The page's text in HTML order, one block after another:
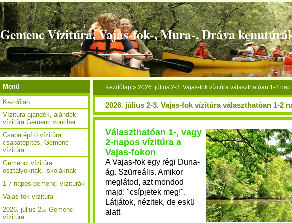
Gemenc Vízitúra, Vajas-fok-, Mura-, Dráva
Kezdőlap » 2026. július 2-3. Vajas-fok vízitúra választhatóan 1-2 nap
2026. július 2-3. Vajas-fok vízitúra választhatóan 1-2
Választhatóan 1-, vagy
2-napos vízitúra a
Vajas-fokon
A Vajas-fok egy régi Duna-
ág. Szürreális. Amikor
meglátod, azt mondod
majd: "csípjetek meg!".
Látjátok, nézitek, de eskü
alatt
Menü
Kezdőlap
Vízitúra ajándék, ajándék
vízitúra Gemenc voucher
Csapatépítő vízitúra,
csapatépítés, Gemenc
vízitúra
Gemenci vízitúra
osztályoknak, iskoláknak
1-7-napos gemenci vízitúrák
Vajas-fok vízitúra
2026. július 25. Gemenci
vízitúra